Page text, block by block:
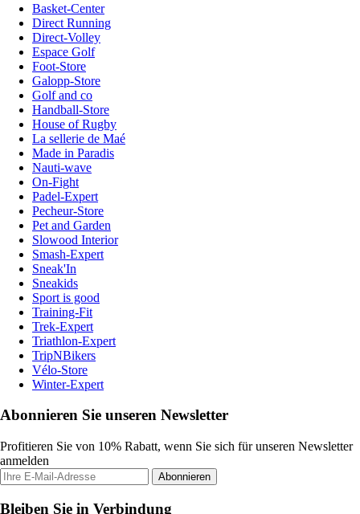
Basket-Center
Direct Running
Direct-Volley
Espace Golf
Foot-Store
Galopp-Store
Golf and co
Handball-Store
House of Rugby
La sellerie de Maé
Made in Paradis
Nauti-wave
On-Fight
Padel-Expert
Pecheur-Store
Pet and Garden
Slowood Interior
Smash-Expert
Sneak'In
Sneakids
Sport is good
Training-Fit
Trek-Expert
Triathlon-Expert
TripNBikers
Vélo-Store
Winter-Expert
Abonnieren Sie unseren Newsletter
Profitieren Sie von 10% Rabatt, wenn Sie sich für unseren Newsletter
anmelden
Abonnieren
Bleiben Sie in Verbindung